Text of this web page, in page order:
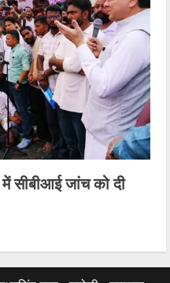
सीबीआई जांच को दी